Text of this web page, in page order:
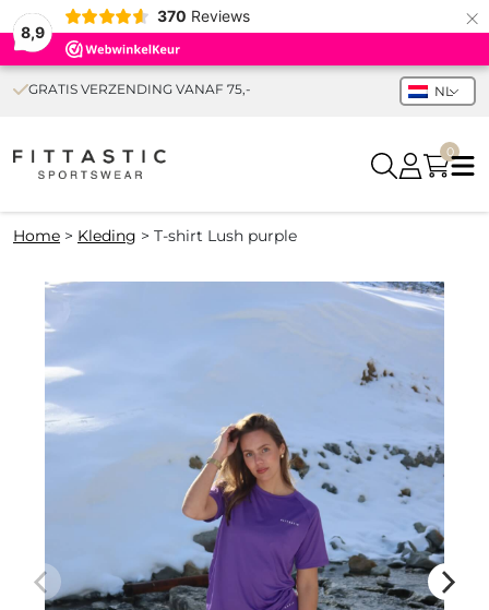
8,9
370 Reviews ×
GRATIS VERZENDING VANAF 75,- NL
0
Home > Kleding > T-shirt Lush purple